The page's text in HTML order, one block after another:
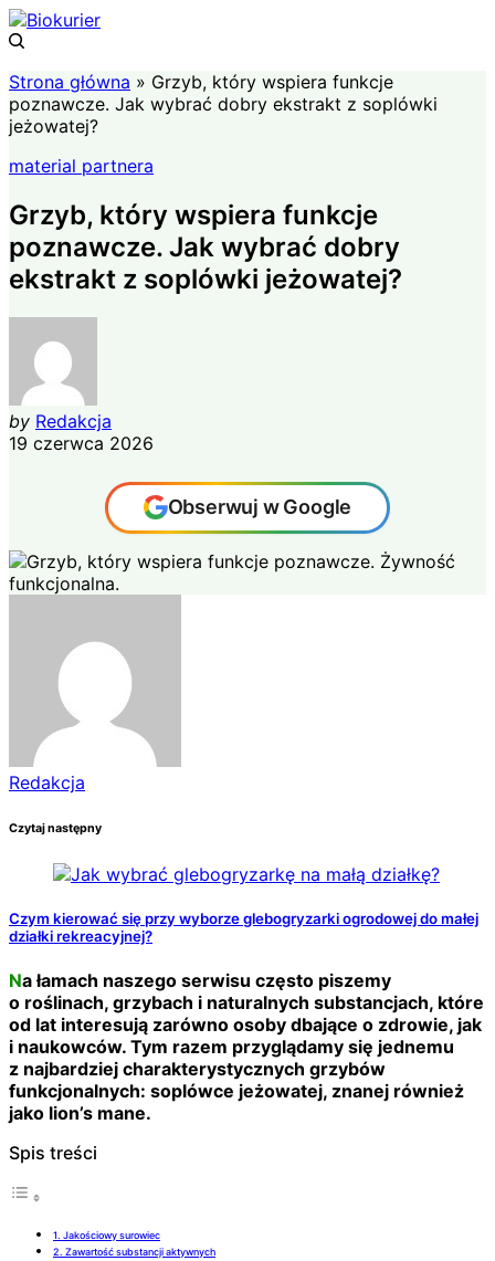
Strona główna » Grzyb, który wspiera funkcje
poznawcze. Jak wybrać dobry ekstrakt z soplówki
jeżowatej?
material partnera
Grzyb, który wspiera funkcje
poznawcze. Jak wybrać dobry
ekstrakt z soplówki jeżowatej?
by Redakcja
19 czerwca 2026
Obserwuj w Google
Redakcja
Czytaj następny
Czym kierować się przy wyborze glebogryzarki ogrodowej do małej
działki rekreacyjnej?
Na łamach naszego serwisu często piszemy
o roślinach, grzybach i naturalnych substancjach, które
od lat interesują zarówno osoby dbające o zdrowie, jak
i naukowców. Tym razem przyglądamy się jednemu
z najbardziej charakterystycznych grzybów
funkcjonalnych: soplówce jeżowatej, znanej również
jako lion’s mane.
Spis treści
1. Jakościowy surowiec
2. Zawartość substancji aktywnych